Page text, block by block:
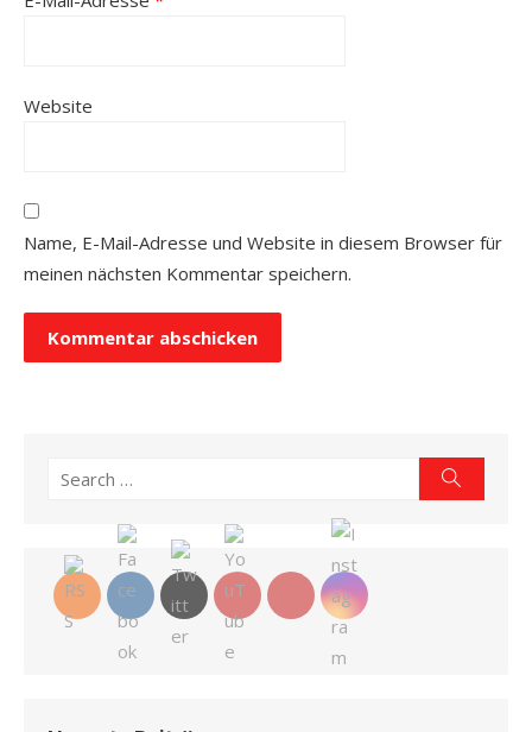
Website
Name, E-Mail-Adresse und Website in diesem Browser für
meinen nächsten Kommentar speichern.
Search